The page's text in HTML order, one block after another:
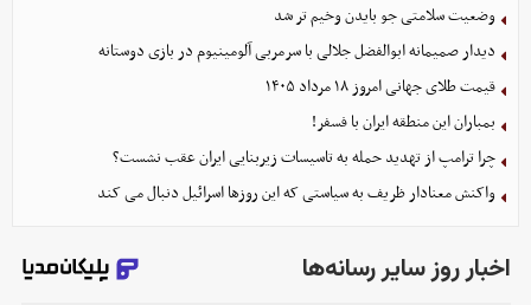
وضعیت سلامتی جو بایدن وخیم تر شد
دیدار صمیمانه ابوالفضل جلالی با سرمربی آلومینیوم در بازی دوستانه
قیمت طلای جهانی امروز ۱۸ مرداد ۱۴۰۵
بمباران این منطقه ایران با فسفر!
چرا ترامپ از تهدید حمله به تاسیسات زیربنایی ایران عقب نشست؟
واکنش معنادار ظریف به سیاستی که این روزها اسرائیل دنبال می کند